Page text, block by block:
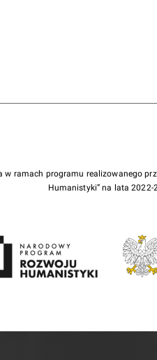
ramach programu realizowanego
Humanistyki” na lata 2022-